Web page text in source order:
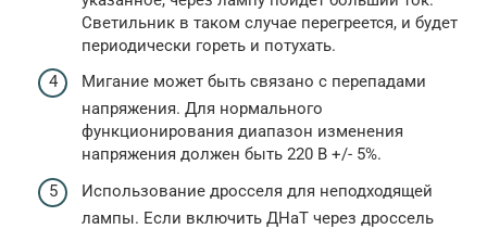
Светильник в таком случае перегреется, и будет
периодически гореть и потухать.
Мигание может быть связано с перепадами
напряжения. Для нормального
функционирования диапазон изменения
напряжения должен быть 220 В +/- 5%.
Использование дросселя для неподходящей
лампы. Если включить ДНаТ через дроссель